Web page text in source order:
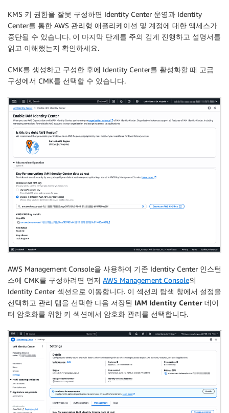
KMS 키 권한을 잘못 구성하면 Identity Center 운영과 Identity
Center를 통한 AWS 관리형 애플리케이션 및 계정에 대한 액세스가
중단될 수 있습니다. 이 마지막 단계를 주의 깊게 진행하고 설명서를
읽고 이해했는지 확인하세요.
CMK를 생성하고 구성한 후에 Identity Center를 활성화할 때 고급
구성에서 CMK를 선택할 수 있습니다.
AWS Management Console을 사용하여 기존 Identity Center 인스턴
스에 CMK를 구성하려면 먼저 AWS Management Console의
Identity Center 섹션으로 이동합니다. 이 섹션의 탐색 창에서 설정을
선택하고 관리 탭을 선택한 다음 저장된 IAM Identity Center 데이
터 암호화를 위한 키 섹션에서 암호화 관리를 선택합니다.